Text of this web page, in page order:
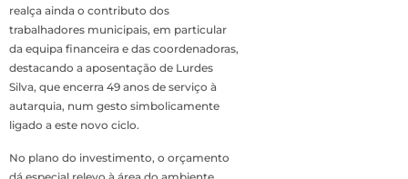
realça ainda o contributo dos
trabalhadores municipais, em particular
da equipa financeira e das coordenadoras,
destacando a aposentação de Lurdes
Silva, que encerra 49 anos de serviço à
autarquia, num gesto simbolicamente
ligado a este novo ciclo.
No plano do investimento, o orçamento